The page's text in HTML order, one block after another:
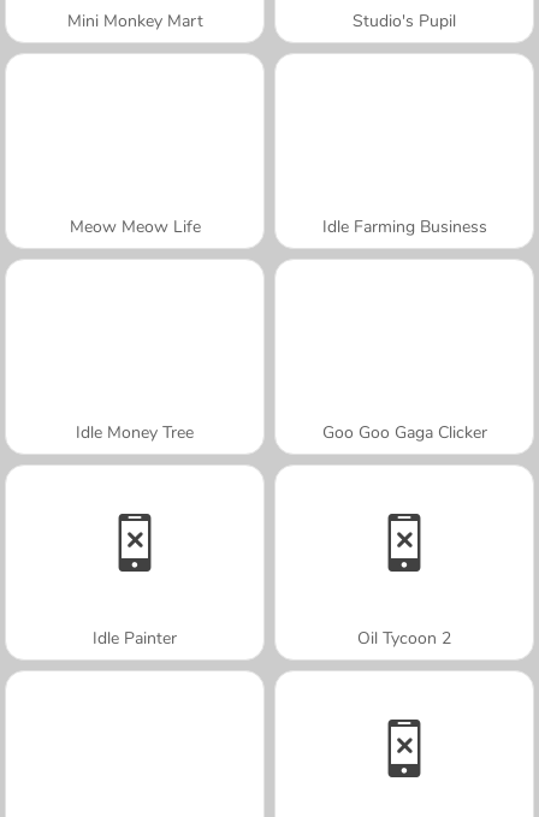
Mini Monkey Mart Studio's Pupil
Meow Meow Life Idle Farming Business
Idle Money Tree Goo Goo Gaga Clicker
Idle Painter Oil Tycoon 2